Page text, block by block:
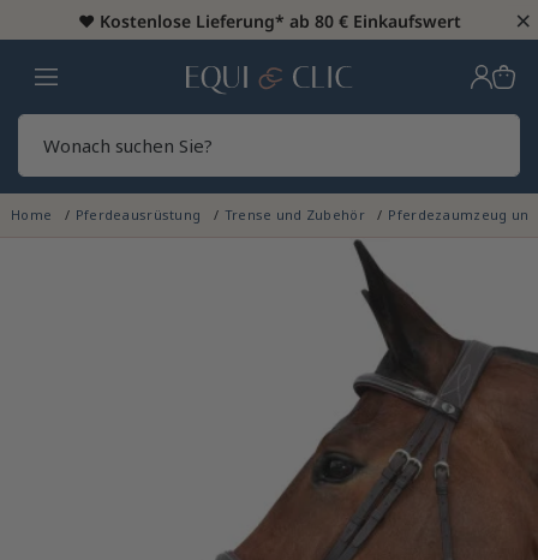
♥️ Kostenlose Lieferung* ab 80 € Einkaufswert ×
Heim
Home Pferdeausrüstung Trense und Zubehör Pferdezaumzeug